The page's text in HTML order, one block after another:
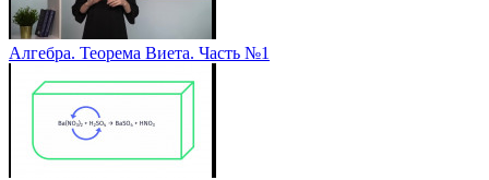
Алгебра. Теорема Виета. Часть №1